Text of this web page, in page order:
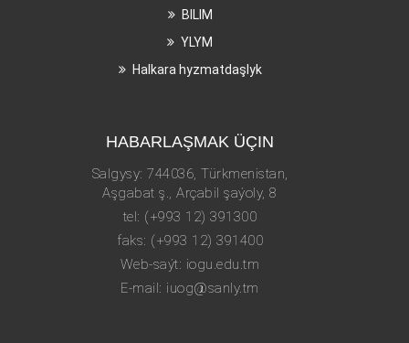
BILIM
YLYM
Halkara hyzmatdaşlyk
HABARLAŞMAK ÜÇIN
Salgysy: 744036, Türkmenistan,
Aşgabat ş., Arçabil şaýoly, 8
tel: (+993 12) 391300
faks: (+993 12) 391400
Web-saýt: iogu.edu.tm
E-mail: iuog@sanly.tm